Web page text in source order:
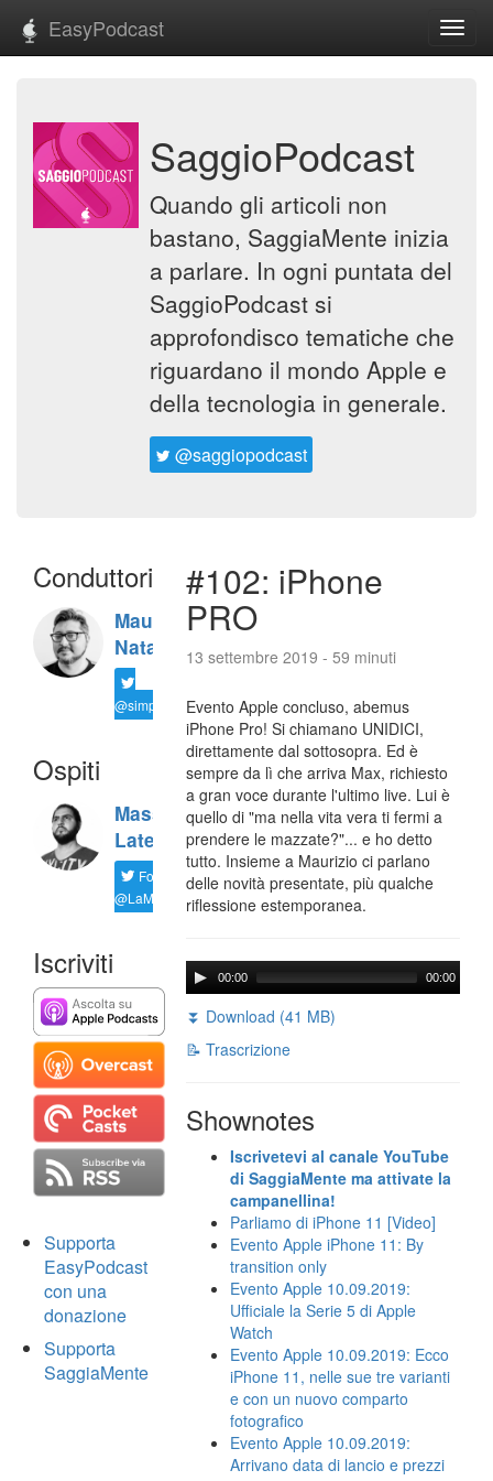
EasyPodcast
SaggioPodcast
Quando gli articoli non
bastano, SaggiaMente inizia
a parlare. In ogni puntata del
SaggioPodcast si
approfondisco tematiche che
riguardano il mondo Apple e
della tecnologia in generale.
@saggiopodcast
Conduttori
Maurizio
Natali
@simplemal
Ospiti
Massimiliano
Latella
Follow
@LaMaxImages
Iscriviti
Supporta
EasyPodcast
con una
donazione
Supporta
SaggiaMente
#102: iPhone
PRO
13 settembre 2019 - 59 minuti
Evento Apple concluso, abemus
iPhone Pro! Si chiamano UNIDICI,
direttamente dal sottosopra. Ed è
sempre da lì che arriva Max, richiesto
a gran voce durante l'ultimo live. Lui è
quello di "ma nella vita vera ti fermi a
prendere le mazzate?"... e ho detto
tutto. Insieme a Maurizio ci parlano
delle novità presentate, più qualche
riflessione estemporanea.
00:00 00:00
⏬ Download (41 MB)
📝 Trascrizione
Shownotes
Iscrivetevi al canale YouTube
di SaggiaMente ma attivate la
campanellina!
Parliamo di iPhone 11 [Video]
Evento Apple iPhone 11: By
transition only
Evento Apple 10.09.2019:
Ufficiale la Serie 5 di Apple
Watch
Evento Apple 10.09.2019: Ecco
iPhone 11, nelle sue tre varianti
e con un nuovo comparto
fotografico
Evento Apple 10.09.2019:
Arrivano data di lancio e prezzi